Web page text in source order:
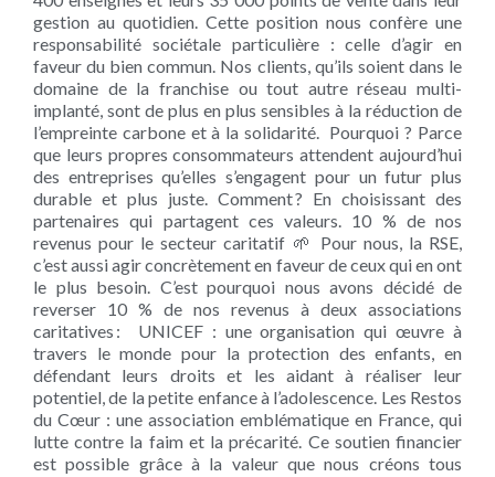
gestion au quotidien. Cette position nous confère une
responsabilité sociétale particulière : celle d’agir en
faveur du bien commun. Nos clients, qu’ils soient dans le
domaine de la franchise ou tout autre réseau multi-
implanté, sont de plus en plus sensibles à la réduction de
l’empreinte carbone et à la solidarité. Pourquoi ? Parce
que leurs propres consommateurs attendent aujourd’hui
des entreprises qu’elles s’engagent pour un futur plus
durable et plus juste. Comment ? En choisissant des
partenaires qui partagent ces valeurs. 10 % de nos
revenus pour le secteur caritatif 🌱 Pour nous, la RSE,
c’est aussi agir concrètement en faveur de ceux qui en ont
le plus besoin. C’est pourquoi nous avons décidé de
reverser 10 % de nos revenus à deux associations
caritatives : UNICEF : une organisation qui œuvre à
travers le monde pour la protection des enfants, en
défendant leurs droits et les aidant à réaliser leur
potentiel, de la petite enfance à l’adolescence. Les Restos
du Cœur : une association emblématique en France, qui
lutte contre la faim et la précarité. Ce soutien financier
est possible grâce à la valeur que nous créons tous